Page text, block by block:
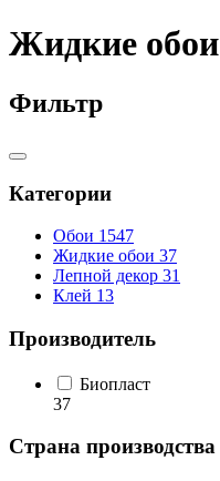
Жидкие обои
Фильтр
Категории
Обои 1547
Жидкие обои 37
Лепной декор 31
Клей 13
Производитель
Биопласт
37
Страна производства